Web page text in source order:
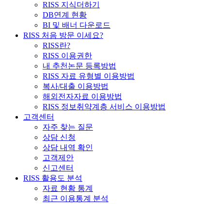
RISS 지식더하기
DB연계 현황
BI 및 배너 다운로드
RISS 처음 방문 이세요?
RISS란?
RISS 이용권한
내 추천논문 등록방법
RISS 자료 유형별 이용방법
복사/대출 이용방법
해외전자자료 이용방법
RISS 정보취약계층 서비스 이용방법
고객센터
자주 찾는 질문
상담 신청
상담 내역 확인
고객제안
신고센터
RISS 활용도 분석
자료 현황 통계
최근 이용통계 분석